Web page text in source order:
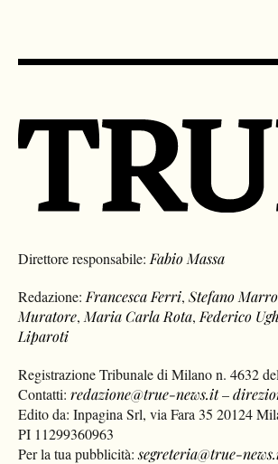
Direttore responsabile: Fabio Massa
Redazione: Francesca Ferri,Stefano
Muratore, Maria Carla Rota, Federico
Liparoti
Registrazione Tribunale di Milano n. 4632
Contatti:redazione@true-news.it–
Edito da: Inpagina Srl, via Fara 35 20124
PI 11299360963
Per la tua pubblicità:segreteria@true-